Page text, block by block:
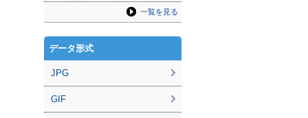
一覧を見る
データ形式
JPG
GIF